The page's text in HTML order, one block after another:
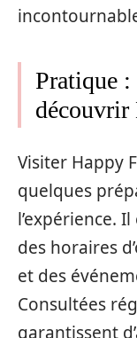
Pratique
découvrir
Visiter Happy
quelques
l’expérience.
des horaires
et des
Consultées
garantissent